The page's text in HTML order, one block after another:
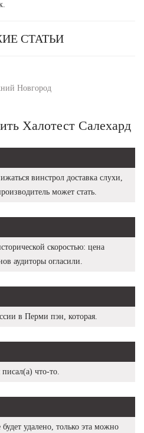
СТАТЬИ
Новгород
Халотест Салехард
винстрол доставка слухи,
может стать.
скоростью: цена
аудиторы огласили.
в Перми пэн, которая.
что-то.
удалено, только эта можно